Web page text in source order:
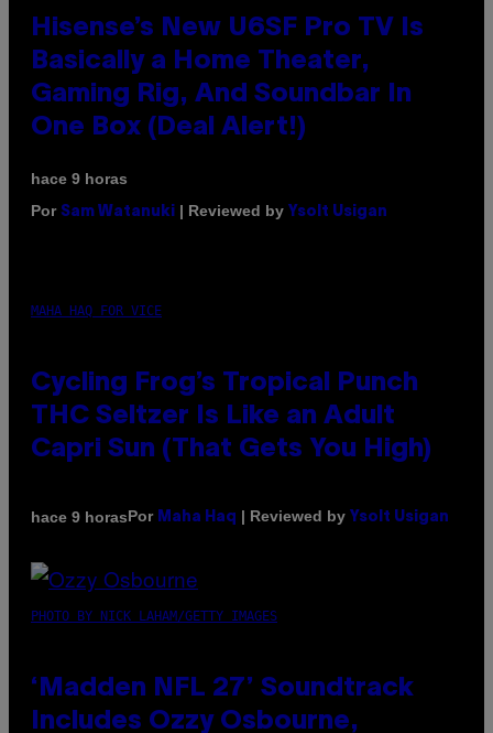
Hisense’s New U6SF Pro TV Is
Basically a Home Theater,
Gaming Rig, And Soundbar In
One Box (Deal Alert!)
hace 9 horas
Por Sam Watanuki | Reviewed by Ysolt Usigan
MAHA HAQ FOR VICE
Cycling Frog’s Tropical Punch
THC Seltzer Is Like an Adult
Capri Sun (That Gets You High)
hace 9 horasPor Maha Haq | Reviewed by Ysolt Usigan
PHOTO BY NICK LAHAM/GETTY IMAGES
‘Madden NFL 27’ Soundtrack
Includes Ozzy Osbourne,